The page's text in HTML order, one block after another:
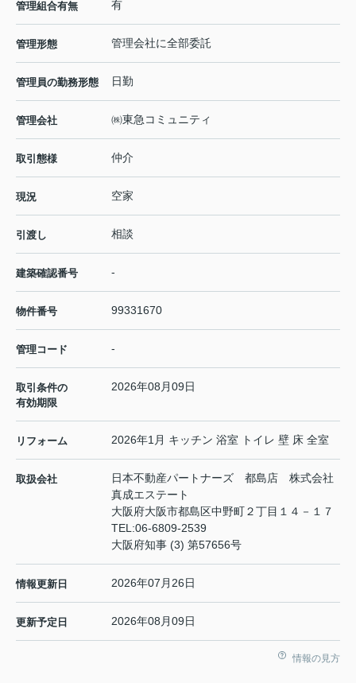
管理組合有無 有
管理形態 管理会社に全部委託
管理員の勤務形態 日勤
管理会社 ㈱東急コミュニティ
取引態様 仲介
現況 空家
引渡し 相談
建築確認番号 -
物件番号 99331670
管理コード -
取引条件の
有効期限
2026年08月09日
リフォーム 2026年1月 キッチン 浴室 トイレ 壁 床 全室
取扱会社
日本不動産パートナーズ 都島店 株式会社
真成エステート
大阪府大阪市都島区中野町２丁目１４－１７
TEL:06-6809-2539
大阪府知事 (3) 第57656号
情報更新日 2026年07月26日
更新予定日 2026年08月09日
情報の見方